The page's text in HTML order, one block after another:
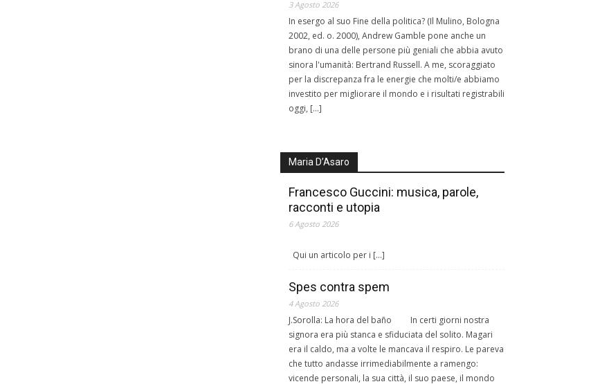
3 Agosto 2026
In esergo al suo Fine della politica? (Il Mulino, Bologna
2002, ed. o. 2000), Andrew Gamble pone anche un
brano di una delle persone più geniali che abbia avuto
sinora l'umanità: Bertrand Russell. A me, scoraggiato
per la discrepanza fra le energie che molti/e abbiamo
investito per migliorare il mondo e i risultati registrabili
oggi, […]
Maria D’Asaro
Francesco Guccini: musica, parole,
racconti e utopia
6 Agosto 2026
Qui un articolo per i […]
Spes contra spem
4 Agosto 2026
J.Sorolla: La hora del baño In certi giorni nostra
signora era più stanca e sfiduciata del solito. Magari
era il caldo, ma a volte le mancava il respiro. Le pareva
che tutto andasse irrimediabilmente a ramengo:
vicende personali, la sua città, il suo paese, il mondo